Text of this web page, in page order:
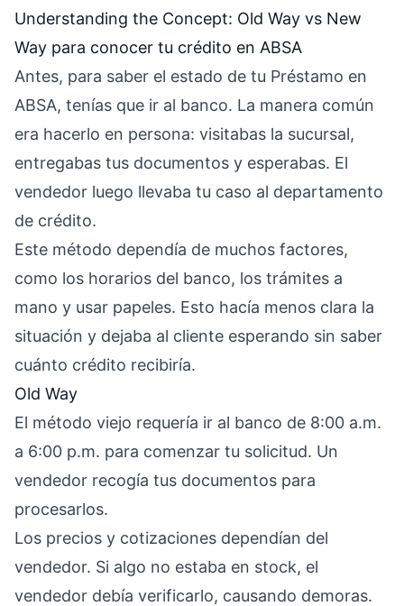
Understanding the Concept: Old Way vs New
Way para conocer tu crédito en ABSA
Antes, para saber el estado de tu Préstamo en
ABSA, tenías que ir al banco. La manera común
era hacerlo en persona: visitabas la sucursal,
entregabas tus documentos y esperabas. El
vendedor luego llevaba tu caso al departamento
de crédito.
Este método dependía de muchos factores,
como los horarios del banco, los trámites a
mano y usar papeles. Esto hacía menos clara la
situación y dejaba al cliente esperando sin saber
cuánto crédito recibiría.
Old Way
El método viejo requería ir al banco de 8:00 a.m.
a 6:00 p.m. para comenzar tu solicitud. Un
vendedor recogía tus documentos para
procesarlos.
Los precios y cotizaciones dependían del
vendedor. Si algo no estaba en stock, el
vendedor debía verificarlo, causando demoras.